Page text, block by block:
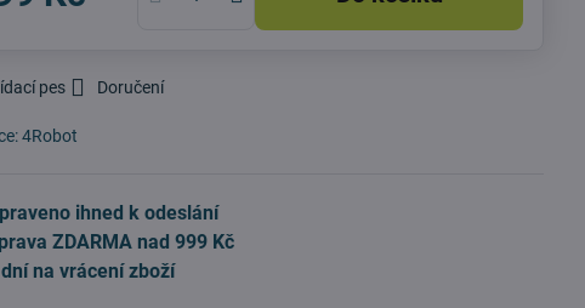
pes Doručení
4Robot
ihned k odeslání
ZDARMA nad 999 Kč
na vrácení zboží